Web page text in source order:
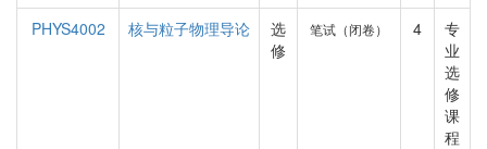
PHYS4002
核与粒子物理导论
选
修
笔试（闭卷） 4
专
业
选
修
课
程